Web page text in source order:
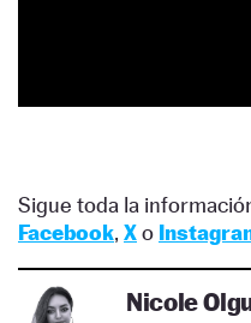
Sigue toda la
Facebook, Xo
Nicole